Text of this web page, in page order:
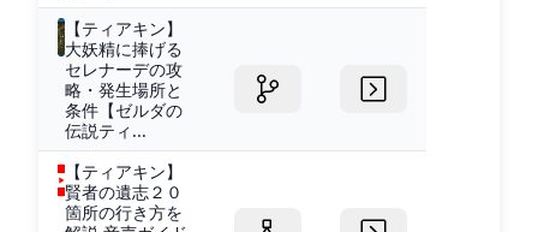
【ティアキン】
大妖精に捧げる
セレナーデの攻
略・発生場所と
条件【ゼルダの
伝説ティ...
【ティアキン】
賢者の遺志２０
箇所の行き方を